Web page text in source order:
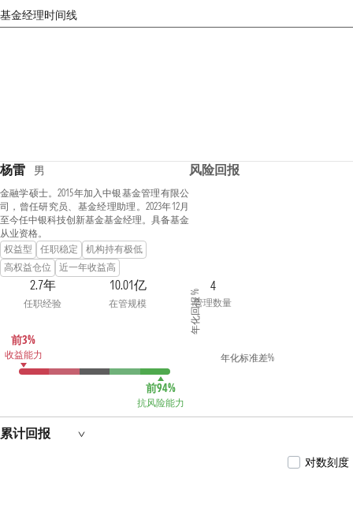
基金经理时间线
杨雷 男
金融学硕士。2015年加入中银基金管理有限公
司，曾任研究员、基金经理助理。2023年12月
至今任中银科技创新基金基金经理。具备基金
从业资格。
权益型
任职稳定
机构持有极低
高权益仓位
近一年收益高
2.7年
任职经验
10.01亿
在管规模
4
管理数量
前3%
收益能力
前94%
抗风险能力
风险回报
年化回报 %
年化标准差%
累计回报
对数刻度